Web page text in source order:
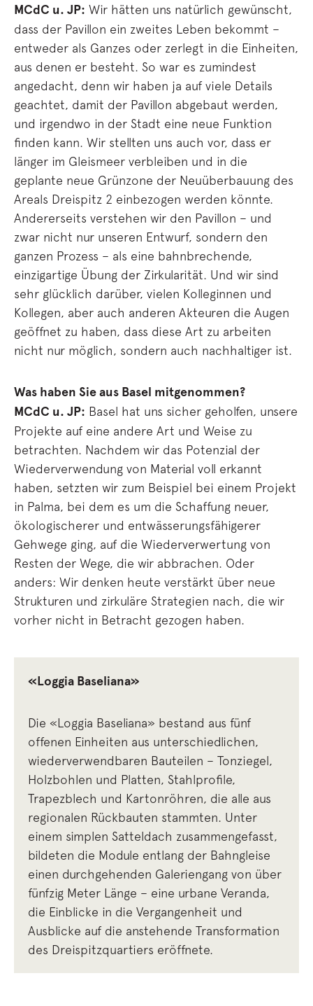
MCdC u. JP: Wir hätten uns natürlich gewünscht,
dass der Pavillon ein zweites Leben bekommt –
entweder als Ganzes oder zerlegt in die Einheiten,
aus denen er besteht. So war es zumindest
angedacht, denn wir haben ja auf viele Details
geachtet, damit der Pavillon abgebaut werden,
und irgendwo in der Stadt eine neue Funktion
finden kann. Wir stellten uns auch vor, dass er
länger im Gleismeer verbleiben und in die
geplante neue Grünzone der Neuüberbauung des
Areals Dreispitz 2 einbezogen werden könnte.
Andererseits verstehen wir den Pavillon – und
zwar nicht nur unseren Entwurf, sondern den
ganzen Prozess – als eine bahnbrechende,
einzigartige Übung der Zirkularität. Und wir sind
sehr glücklich darüber, vielen Kolleginnen und
Kollegen, aber auch anderen Akteuren die Augen
geöffnet zu haben, dass diese Art zu arbeiten
nicht nur möglich, sondern auch nachhaltiger ist.
Was haben Sie aus Basel mitgenommen?
MCdC u. JP: Basel hat uns sicher geholfen, unsere
Projekte auf eine andere Art und Weise zu
betrachten. Nachdem wir das Potenzial der
Wiederverwendung von Material voll erkannt
haben, setzten wir zum Beispiel bei einem Projekt
in Palma, bei dem es um die Schaffung neuer,
ökologischerer und entwässerungsfähigerer
Gehwege ging, auf die Wiederverwertung von
Resten der Wege, die wir abbrachen. Oder
anders: Wir denken heute verstärkt über neue
Strukturen und zirkuläre Strategien nach, die wir
vorher nicht in Betracht gezogen haben.
«Loggia Baseliana»
Die «Loggia Baseliana» bestand aus fünf
offenen Einheiten aus unterschiedlichen,
wiederverwendbaren Bauteilen – Tonziegel,
Holzbohlen und Platten, Stahlprofile,
Trapezblech und Kartonröhren, die alle aus
regionalen Rückbauten stammten. Unter
einem simplen Satteldach zusammengefasst,
bildeten die Module entlang der Bahngleise
einen durchgehenden Galeriengang von über
fünfzig Meter Länge – eine urbane Veranda,
die Einblicke in die Vergangenheit und
Ausblicke auf die anstehende Transformation
des Dreispitzquartiers eröffnete.